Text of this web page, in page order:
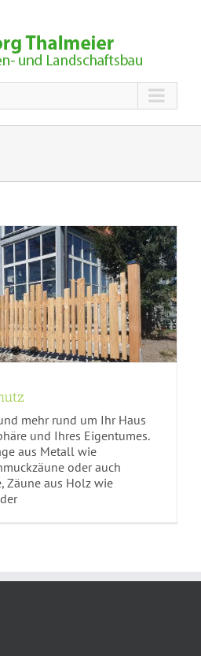
mehr rund um Ihr Haus
und Ihres Eigentumes.
aus Metall wie
oder auch
Zäune aus Holz wie